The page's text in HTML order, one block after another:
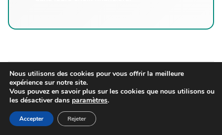
Vous aimerez aussi
Nous utilisons des cookies pour vous offrir la meilleure
expérience sur notre site.
Vous pouvez en savoir plus sur les cookies que nous utilisons ou
les désactiver dans paramètres.
Accepter Rejeter